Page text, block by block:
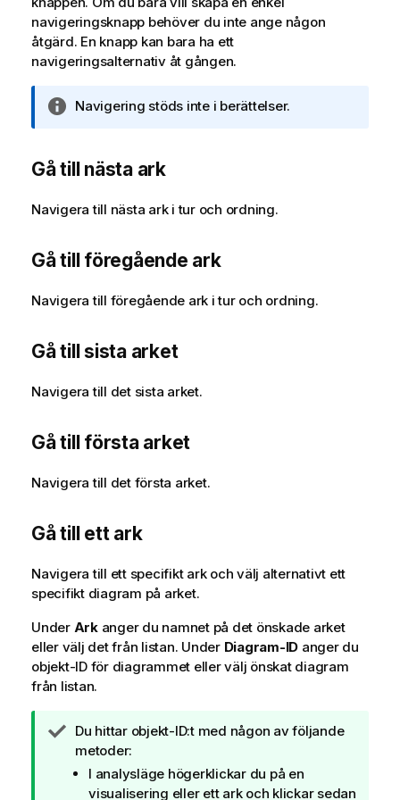
navigeringsknapp behöver du inte ange någon
åtgärd. En knapp kan bara ha ett
navigeringsalternativ åt gången.
A
e
k
n
o
i
n
o
m
t
n
Navigering stöds inte i berättelser.
Gå till nästa ark
Navigera till nästa ark i tur och ordning.
Gå till föregående ark
Navigera till föregående ark i tur och ordning.
Gå till sista arket
Navigera till det sista arket.
Gå till första arket
Navigera till det första arket.
Gå till ett ark
Navigera till ett specifikt ark och välj alternativt ett
specifikt diagram på arket.
Under Arkanger du namnet på det önskade arket
eller välj det från listan. Under Diagram-ID anger du
objekt-ID för diagrammet eller välj önskat diagram
från listan.
A
n
t
Du hittar objekt-ID:t med någon av följande
metoder:
I analysläge högerklickar du på en
visualisering eller ett ark och klickar sedan